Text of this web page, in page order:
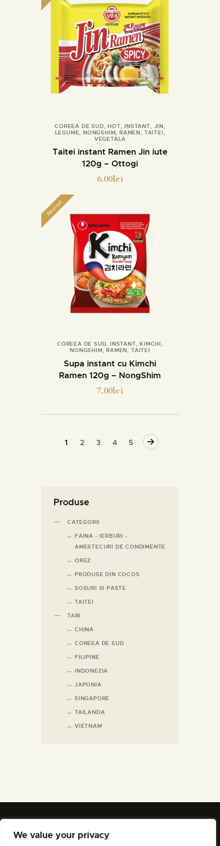
We value your privacy
Detalii
COREEA DE SUD ,HOT ,INSTANT JIN
LEGUME
NONGSHIM ,RAMEN TAITEI
VEGETALA
Taitei instant Ramen Jin iute
120g – Ottogi
6.00lei
Epuizat
Detalii
COREEA DE SUD,INSTANT, KIMCHI,
NONGSHIM,RAMEN, TAITEI
Supa instant cu Kimchi
Ramen 120g – NongShim
7.00lei
1 2 3 4 5
→
Produse
CATEGORII
FAINA - IERBURI -
AMESTECURI DE CONDIMENTE
OREZ
PRODUSE DIN COCOS
SOSURI SI PASTE
TAITEI
TARI
CHINA
COREEA DE SUD
FILIPINE
INDONEZIA
JAPONIA
SINGAPORE
TAILANDA
VIETNAM